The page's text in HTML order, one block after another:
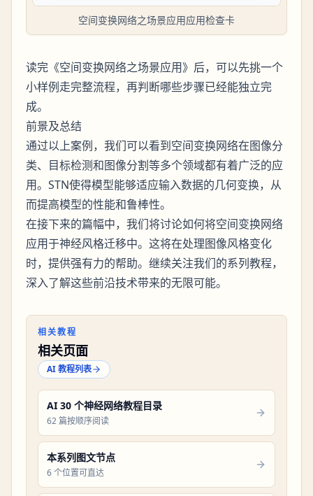
空间变换网络之场景应用应用检查卡
读完《空间变换网络之场景应用》后，可以先挑一个
小样例走完整流程，再判断哪些步骤已经能独立完
成。
前景及总结
通过以上案例，我们可以看到空间变换网络在图像分
类、目标检测和图像分割等多个领域都有着广泛的应
用。STN使得模型能够适应输入数据的几何变换，从
而提高模型的性能和鲁棒性。
在接下来的篇幅中，我们将讨论如何将空间变换网络
应用于神经风格迁移中。这将在处理图像风格变化
时，提供强有力的帮助。继续关注我们的系列教程，
深入了解这些前沿技术带来的无限可能。
相关教程
相关页面
AI 教程列表
AI 30 个神经网络教程目录
62 篇按顺序阅读
本系列图文节点
6 个位置可直达